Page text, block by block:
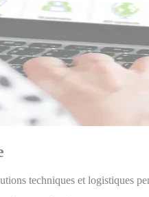
techniques et logistiques